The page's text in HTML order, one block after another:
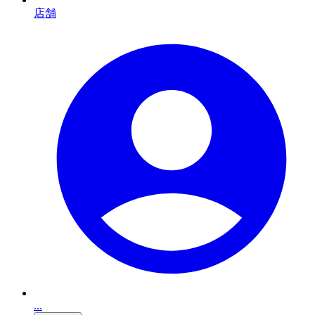
店舗
...